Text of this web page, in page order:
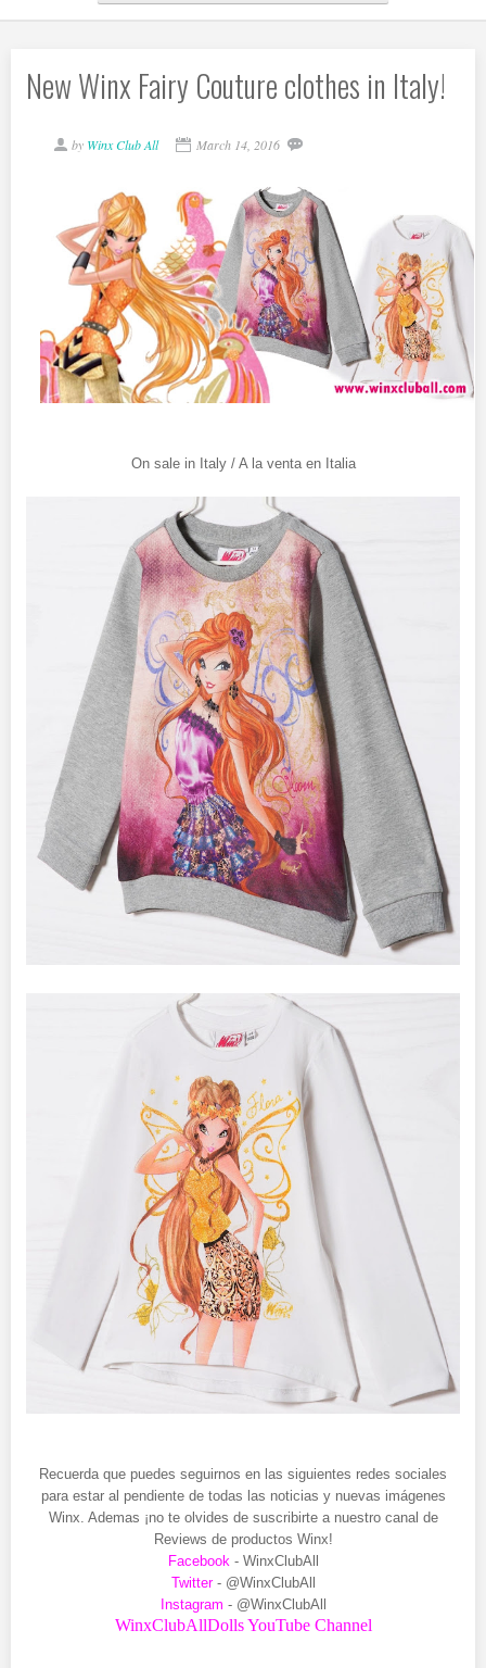
New Winx Fairy Couture clothes in Italy!
by Winx Club All March 14, 2016
On sale in Italy / A la venta en Italia
Recuerda que puedes seguirnos en las siguientes redes sociales
para estar al pendiente de todas las noticias y nuevas imágenes
Winx. Ademas ¡no te olvides de suscribirte a nuestro canal de
Reviews de productos Winx!
Facebook- WinxClubAll
Twitter- @WinxClubAll
Instagram - @WinxClubAll
WinxClubAllDolls YouTube Channel